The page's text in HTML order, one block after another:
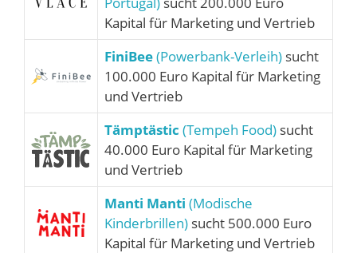
Kapital für Marketing und Vertrieb
FiniBee(Powerbank-Verleih) sucht
100.000 Euro Kapital für Marketing
und Vertrieb
Tämptästic (Tempeh Food) sucht
40.000 Euro Kapital für Marketing
und Vertrieb
Manti Manti (Modische
Kinderbrillen) sucht 500.000 Euro
Kapital für Marketing und Vertrieb